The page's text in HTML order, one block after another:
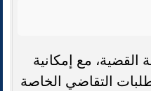
مع إمكانية
التقاضي الخاصة